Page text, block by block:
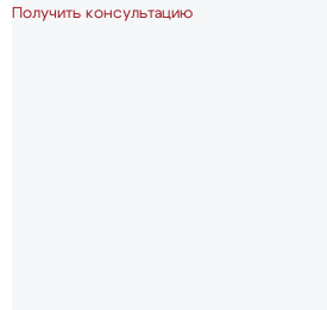
Получить консультацию